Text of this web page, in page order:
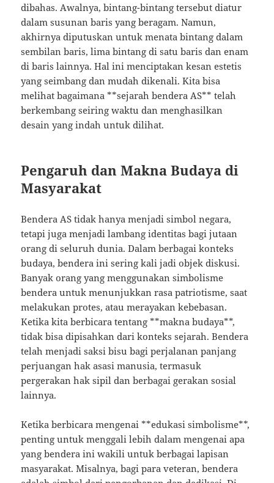
dibahas. Awalnya, bintang-bintang tersebut diatur
dalam susunan baris yang beragam. Namun,
akhirnya diputuskan untuk menata bintang dalam
sembilan baris, lima bintang di satu baris dan enam
di baris lainnya. Hal ini menciptakan kesan estetis
yang seimbang dan mudah dikenali. Kita bisa
melihat bagaimana **sejarah bendera AS** telah
berkembang seiring waktu dan menghasilkan
desain yang indah untuk dilihat.
Pengaruh dan Makna Budaya di
Masyarakat
Bendera AS tidak hanya menjadi simbol negara,
tetapi juga menjadi lambang identitas bagi jutaan
orang di seluruh dunia. Dalam berbagai konteks
budaya, bendera ini sering kali jadi objek diskusi.
Banyak orang yang menggunakan simbolisme
bendera untuk menunjukkan rasa patriotisme, saat
melakukan protes, atau merayakan kebebasan.
Ketika kita berbicara tentang **makna budaya**,
tidak bisa dipisahkan dari konteks sejarah. Bendera
telah menjadi saksi bisu bagi perjalanan panjang
perjuangan hak asasi manusia, termasuk
pergerakan hak sipil dan berbagai gerakan sosial
lainnya.
Ketika berbicara mengenai **edukasi simbolisme**,
penting untuk menggali lebih dalam mengenai apa
yang bendera ini wakili untuk berbagai lapisan
masyarakat. Misalnya, bagi para veteran, bendera